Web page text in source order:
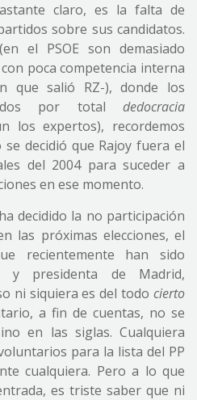
claro, es la falta de
sobre sus candidatos.
el PSOE son demasiado
poca competencia interna
que salió RZ-), donde los
por total dedocracia
los expertos), recordemos
decidió que Rajoy fuera el
del 2004 para suceder a
en ese momento.
decidido la no participación
las próximas elecciones, el
recientemente han sido
y presidenta de Madrid,
ni siquiera es del todo cierto
a fin de cuentas, no se
en las siglas. Cualquiera
para la lista del PP
cualquiera. Pero a lo que
es triste saber que ni